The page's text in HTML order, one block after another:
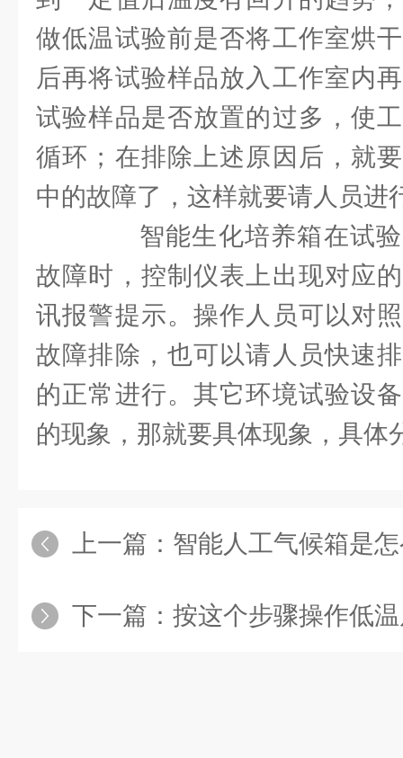
做低温试验前是否将工作室烘
后再将试验样品放入工作室内
试验样品是否放置的过多，使
循环；在排除上述原因后，就
中的故障了，这样就要请人员进
智能生化培养箱在试验
故障时，控制仪表上出现对应
讯报警提示。操作人员可以对
故障排除，也可以请人员快速
的正常进行。其它环境试验设
的现象，那就要具体现象，具体
上一篇： 智能人工气候箱是
下一篇： 按这个步骤操作低